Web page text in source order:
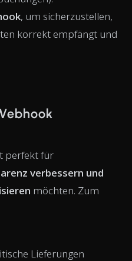
, um sicherzustellen,
korrekt empfängt und
perfekt für
verbessern und
möchten. Zum
Lieferungen